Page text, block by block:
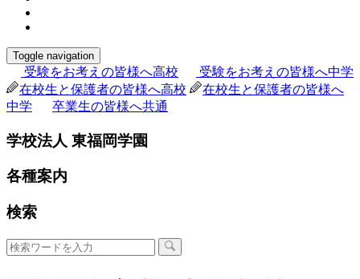
Toggle navigation
受験をお考えの皆様へ高校 受験をお考えの皆様へ中学
在校生と保護者の皆様へ高校
在校生と保護者の皆様へ
中学
卒業生の皆様へ共通
学校法人 東福岡学園
各種案内
検索